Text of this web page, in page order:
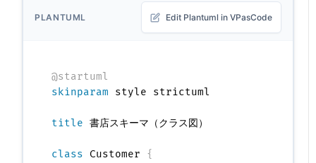
PLANTUML Edit Plantuml in VPasCode
@startuml
skinparam style strictuml
title 書店スキーマ（クラス図）
class Customer {